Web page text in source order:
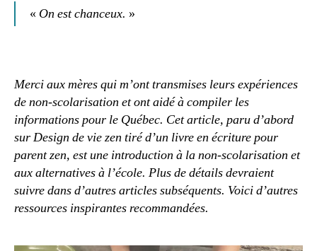
« On est chanceux. »
Merci aux mères qui m’ont transmises leurs expériences
de non-scolarisation et ont aidé à compiler les
informations pour le Québec. Cet article, paru d’abord
sur Design de vie zen tiré d’un livre en écriture pour
parent zen, est une introduction à la non-scolarisation et
aux alternatives à l’école. Plus de détails devraient
suivre dans d’autres articles subséquents. Voici d’autres
ressources inspirantes recommandées.